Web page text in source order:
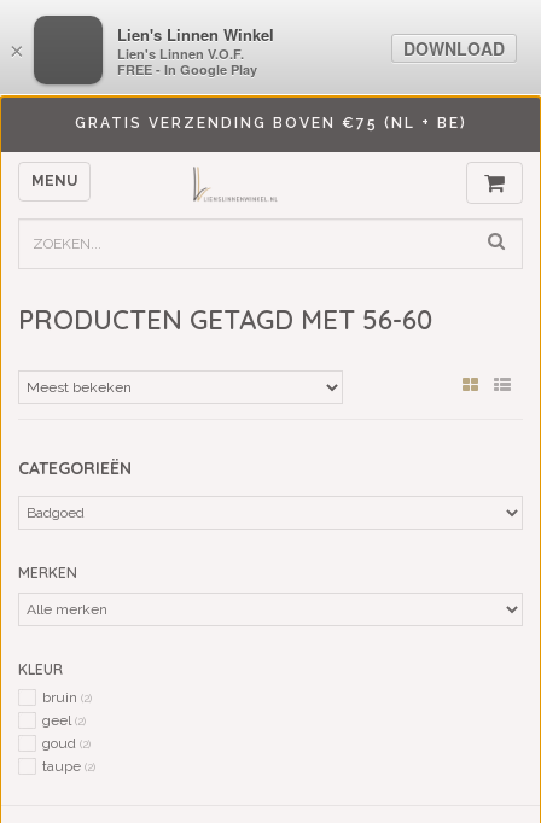
GRATIS VERZENDING BOVEN €75 (NL + BE)
MENU
PRODUCTEN GETAGD MET 56-60
CATEGORIEËN
MERKEN
KLEUR
bruin (2)
geel(2)
goud (2)
taupe (2)
×
LiensLinnenwinkel.nl
Lien's Linnen V.O.F.
FREE - In Google Play
DOWNLOAD
×
Lien's Linnen Winkel
Lien's Linnen V.O.F.
FREE - In Google Play
DOWNLOAD